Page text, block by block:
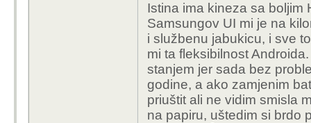
slican ili bolji
Apple s druge strane
softwarea tice, i nudi
Kao dugogodisnji
seriju je pod velikim
Istina ima kineza sa boljim
Samsungov UI mi je na
i službenu jabukicu, i sve
mi ta fleksibilnost
stanjem jer sada bez
godine, a ako zamjenim
priuštit ali ne vidim smisla
na papiru, uštedim si brdo